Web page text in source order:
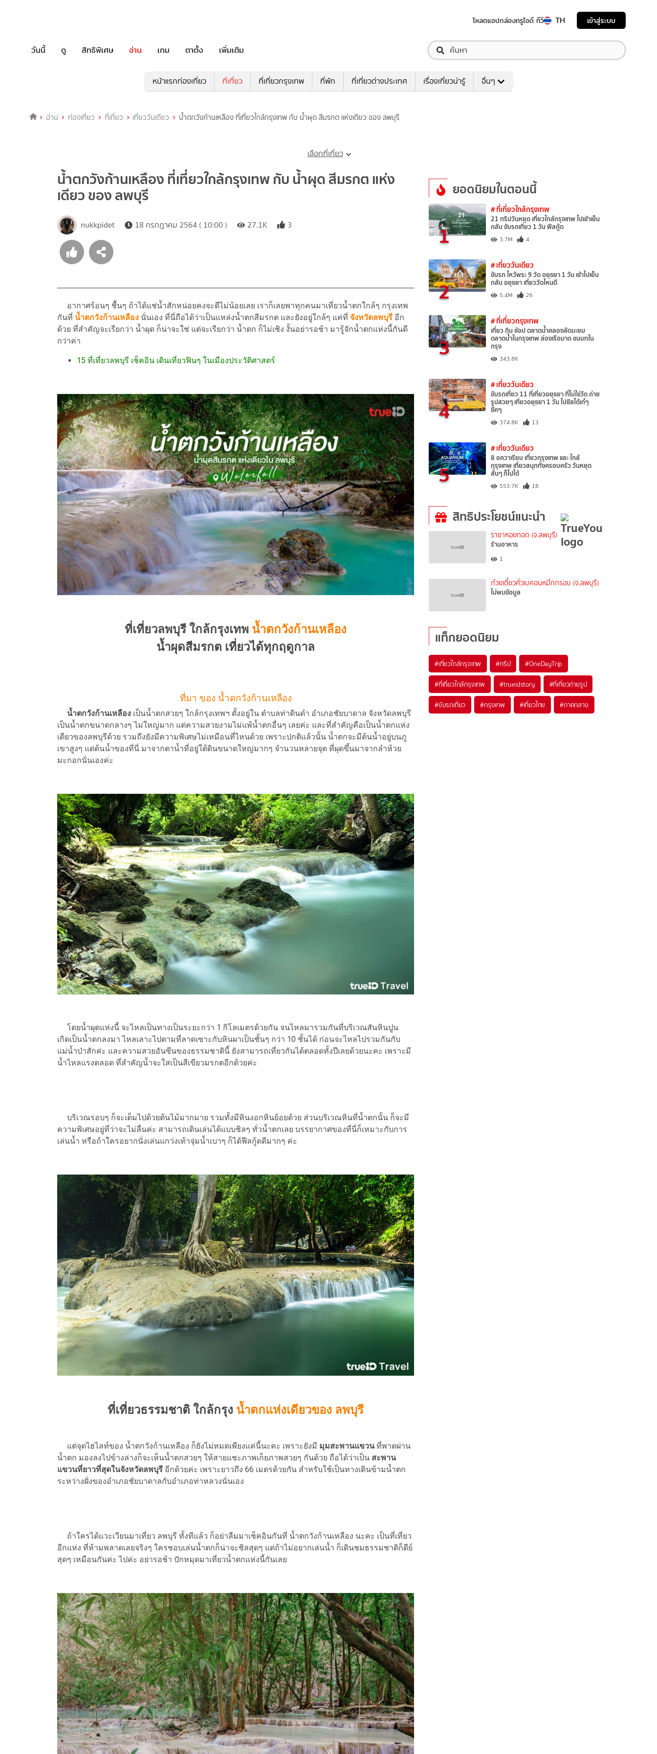
โหลดแอปกล่องทรูไอดี ทีวี TH เข้าสู่ระบบ
วันนี้ ดู สิทธิพิเศษ อ่าน เกม ตาตั้ง เพิ่มเติม
หน้าแรกท่องเที่ยว ที่เที่ยว ที่เที่ยวกรุงเทพ ที่พัก ที่เที่ยวต่างประเทศ เรื่องเที่ยวน่ารู้ อื่นๆ
อ่าน ท่องเที่ยว ที่เที่ยว เที่ยววันเดียว น้ำตกวังก้านเหลือง ที่เที่ยวใกล้กรุงเทพ กับ น้ำผุด สีมรกต แห่งเดียว ของ ลพบุรี
เลือกที่เที่ยว
น้ำตกวังก้านเหลือง ที่เที่ยวใกล้กรุงเทพ กับ น้ำผุด สีมรกต แห่ง
เดียว ของ ลพบุรี
nukkpidet 18 กรกฎาคม 2564 ( 10:00 ) 27.1K 3
อากาศร้อนๆ ชื้นๆ ถ้าได้แช่น้ำสักหน่อยคงจะดีไม่น้อยเลย เราก็เลยพาทุกคนมาเที่ยวน้ำตกใกล้ๆ กรุงเทพ
กันที่ น้ำตกวังก้านเหลือง นั่นเอง ที่นี่ถือได้ว่าเป็นแหล่งน้ำตกสีมรกต และยังอยู่ใกล้ๆ แค่ที่ จังหวัดลพบุรี อีก
ด้วย ที่สำคัญจะเรียกว่า น้ำผุด ก็น่าจะใช่ แต่จะเรียกว่า น้ำตก ก็ไม่เชิง งั้นอย่ารอช้า มารู้จักน้ำตกแห่งนี้กันดี
กว่าค่า
15 ที่เที่ยวลพบุรี เช็คอิน เดินเที่ยวฟินๆ ในเมืองประวัติศาสตร์
ที่เที่ยวลพบุรี ใกล้กรุงเทพ น้ำตกวังก้านเหลือง
น้ำผุดสีมรกต เที่ยวได้ทุกฤดูกาล
ที่มา ของ น้ำตกวังก้านเหลือง
น้ำตกวังก้านเหลือง เป็นน้ำตกสวยๆ ใกล้กรุงเทพฯ ตั้งอยู่ใน ตำบลท่าดินดำ อำเภอชัยบาดาล จังหวัดลพบุรี
เป็นน้ำตกขนาดกลางๆ ไม่ใหญ่มาก แต่ความสวยงามไม่แพ้น้ำตกอื่นๆ เลยค่ะ และที่สำคัญคือเป็นน้ำตกแห่ง
เดียวของลพบุรีด้วย รวมถึงยังมีความพิเศษไม่เหมือนที่ไหนด้วย เพราะปกติแล้วนั้น น้ำตกจะมีต้นน้ำอยู่บนภู
เขาสูงๆ แต่ต้นน้ำของที่นี่ มาจากตาน้ำที่อยู่ใต้ดินขนาดใหญ่มากๆ จำนวนหลายจุด ที่ผุดขึ้นมาจากลำห้วย
มะกอกนั่นเองค่ะ
โดยน้ำผุดแห่งนี้ จะไหลเป็นทางเป็นระยะกว่า 1 กิโลเมตรด้วยกัน จนไหลมารวมกันที่บริเวณสันหินปูน
เกิดเป็นน้ำตกลงมา ไหลเลาะไปตามที่ลาดเซาะกับหินผาเป็นชั้นๆ กว่า 10 ชั้นได้ ก่อนจะไหลไปรวมกันกับ
แม่น้ำป่าสักค่ะ และความสวยอันซีนของธรรมชาตินี้ ยังสามารถเที่ยวกันได้ตลอดทั้งปีเลยด้วยนะคะ เพราะมี
น้ำไหลแรงตลอด ที่สำคัญน้ำจะใสเป็นสีเขียวมรกตอีกด้วยค่ะ
บริเวณรอบๆ ก็จะเต็มไปด้วยต้นไม้มากมาย รวมทั้งมีหินงอกหินย้อยด้วย ส่วนบริเวณหินที่น้ำตกนั้น ก็จะมี
ความพิเศษอยู่ที่ว่าจะไม่ลื่นค่ะ สามารถเดินเล่นได้แบบชิลๆ ทั่วน้ำตกเลย บรรยากาศของที่นี่ก็เหมาะกับการ
เล่นน้ำ หรือถ้าใครอยากนั่งเล่นแกว่งเท้าจุ่มน้ำเบาๆ ก็ได้ฟีลกู้ดดีมากๆ ค่ะ
ที่เที่ยวธรรมชาติ ใกล้กรุง น้ำตกแห่งเดียวของ ลพบุรี
แต่จุดไฮไลท์ของ น้ำตกวังก้านเหลือง ก็ยังไม่หมดเพียงแค่นี้นะคะ เพราะยังมี มุมสะพานแขวนที่พาดผ่าน
น้ำตก มองลงไปข้างล่างก็จะเห็นน้ำตกสวยๆ ให้สายแชะภาพเก็ยภาพสวยๆ กันด้วย ถือได้ว่าเป็น สะพาน
แขวนที่ยาวที่สุดในจังหวัดลพบุรี อีกด้วยค่ะ เพราะยาวถึง 66 เมตรด้วยกัน สำหรับใช้เป็นทางเดินข้ามน้ำตก
ระหว่างฝั่งของอำเภอชัยบาดาลกับอำเภอท่าหลวงนั่นเอง
ถ้าใครได้แวะเวียนมาเที่ยว ลพบุรี ทั้งทีแล้ว ก็อย่าลืมมาเช็คอินกันที่ น้ำตกวังก้านเหลือง นะคะ เป็นที่เที่ยว
อีกแห่ง ที่ห้ามพลาดเลยจริงๆ ใครชอบเล่นน้ำตกก็น่าจะชิลสุดๆ แต่ถ้าไม่อยากเล่นน้ำ ก็เดินชมธรรมชาติก็ดีย์
สุดๆ เหมือนกันค่ะ ไปค่ะ อย่ารอช้า ปักหมุดมาเที่ยวน้ำตกแห่งนี้กันเลย
ยอดนิยมในตอนนี้
1
# ที่เที่ยวใกล้กรุงเทพ
21 ทริปวันหยุด เที่ยวใกล้กรุงเทพ ไปเช้าเย็น
กลับ ขับรถเที่ยว 1 วัน ฟีลกู้ด
3.7M 4
2
# เที่ยววันเดียว
ขับรถ ไหว้พระ 9 วัด อยุธยา 1 วัน เช้าไปเย็น
กลับ อยุธยา เที่ยววัดไหนดี
5.4M 26
3
# ที่เที่ยวกรุงเทพ
เที่ยว กิน ช้อป ตลาดน้ำคลองลัดมะยม
ตลาดน้ำในกรุงเทพ ล่องเรือมาด ชนบทใน
กรุง
343.8K
4
# เที่ยววันเดียว
ขับรถเที่ยว 11 ที่เที่ยวอยุธยา ที่ไม่ใช่วัด ถ่าย
รูปสวยๆ เที่ยวอยุธยา 1 วัน ไปชิลได้เก๋ๆ
ชิคๆ
374.8K 13
5
# เที่ยววันเดียว
8 อควาเรียม เที่ยวกรุงเทพ และ ใกล้
กรุงเทพ เที่ยวสนุกทั้งครอบครัว วันหยุด
สั้นๆ ก็ไปได้
553.7K 18
สิทธิประโยชน์แนะนำ
ราชาหอยทอด (จ.ลพบุรี)
ร้านอาหาร
1
ก๋วยเตี๋ยวคั่วเบคอนหมึกกรอบ (จ.ลพบุรี)
ไม่พบข้อมูล
แท็กยอดนิยม
#เที่ยวใกล้กรุงเทพ #ทริป #OneDayTrip
#ที่เที่ยวใกล้กรุงเทพ #trueidstory #ที่เที่ยวถ่ายรูป
#ขับรถเที่ยว #กรุงเทพ #เที่ยวไทย #ภาคกลาง